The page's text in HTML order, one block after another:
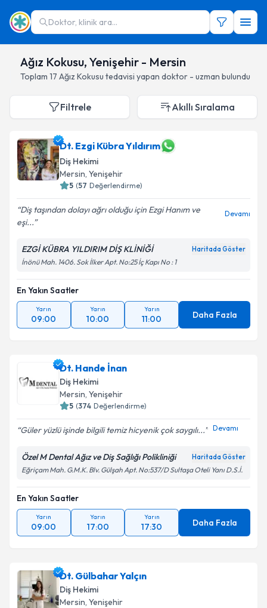
Doktor, klinik ara...
Ağız Kokusu, Yenişehir - Mersin
Toplam 17 Ağız Kokusu tedavisi yapan doktor - uzman bulundu
Filtrele Akıllı Sıralama
Dt. Ezgi Kübra Yıldırım
Diş Hekimi
Mersin, Yenişehir
5 (57 Değerlendirme)
Diş taşından dolayı ağrı olduğu için Ezgi Hanım ve
eşi...
Devamı
EZGİ KÜBRA YILDIRIM DİŞ KLİNİĞİ Haritada Göster
İnönü Mah. 1406. Sok İlker Apt. No:25 İç Kapı No : 1
En Yakın Saatler
Yarın
09:00
Yarın
10:00
Yarın
11:00 Daha Fazla
Dt. Hande İnan
Diş Hekimi
Mersin, Yenişehir
5 (374 Değerlendirme)
Güler yüzlü işinde bilgili temiz hicyenik çok saygılı... Devamı
Özel M Dental Ağız ve Diş Sağlığı Polikliniği Haritada Göster
Eğriçam Mah. G.M.K. Blv. Gülşah Apt. No:537/D Sultaşa Oteli Yanı D.S.İ.
En Yakın Saatler
Yarın
09:00
Yarın
17:00
Yarın
17:30 Daha Fazla
Dt. Gülbahar Yalçın
Diş Hekimi
Mersin, Yenişehir